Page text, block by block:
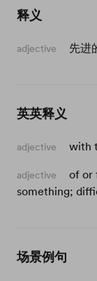
释义
adjective 先进
英英释义
adjective with
adjective
of or
something;
场景例句